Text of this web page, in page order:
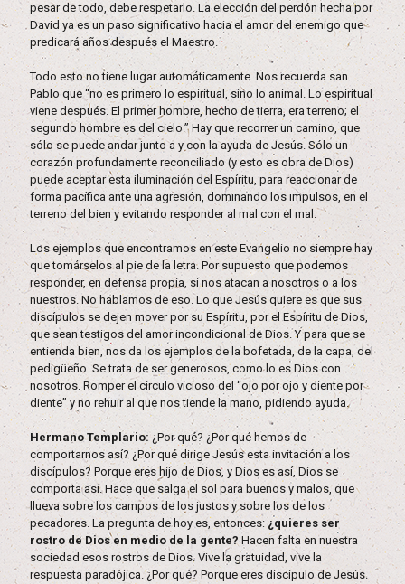
pesar de todo, debe respetarlo. La elección del perdón hecha por
David ya es un paso significativo hacia el amor del enemigo que
predicará años después el Maestro.
Todo esto no tiene lugar automáticamente. Nos recuerda san
Pablo que “no es primero lo espiritual, sino lo animal. Lo espiritual
viene después. El primer hombre, hecho de tierra, era terreno; el
segundo hombre es del cielo.” Hay que recorrer un camino, que
sólo se puede andar junto a y con la ayuda de Jesús. Sólo un
corazón profundamente reconciliado (y esto es obra de Dios)
puede aceptar esta iluminación del Espíritu, para reaccionar de
forma pacífica ante una agresión, dominando los impulsos, en el
terreno del bien y evitando responder al mal con el mal.
Los ejemplos que encontramos en este Evangelio no siempre hay
que tomárselos al pie de la letra. Por supuesto que podemos
responder, en defensa propia, si nos atacan a nosotros o a los
nuestros. No hablamos de eso. Lo que Jesús quiere es que sus
discípulos se dejen mover por su Espíritu, por el Espíritu de Dios,
que sean testigos del amor incondicional de Dios. Y para que se
entienda bien, nos da los ejemplos de la bofetada, de la capa, del
pedigüeño. Se trata de ser generosos, como lo es Dios con
nosotros. Romper el círculo vicioso del “ojo por ojo y diente por
diente” y no rehuir al que nos tiende la mano, pidiendo ayuda.
Hermano Templario: ¿Por qué? ¿Por qué hemos de
comportarnos así? ¿Por qué dirige Jesús esta invitación a los
discípulos? Porque eres hijo de Dios, y Dios es así, Dios se
comporta así. Hace que salga el sol para buenos y malos, que
llueva sobre los campos de los justos y sobre los de los
pecadores. La pregunta de hoy es, entonces: ¿quieres ser
rostro de Dios en medio de la gente?Hacen falta en nuestra
sociedad esos rostros de Dios. Vive la gratuidad, vive la
respuesta paradójica. ¿Por qué? Porque eres discípulo de Jesús.